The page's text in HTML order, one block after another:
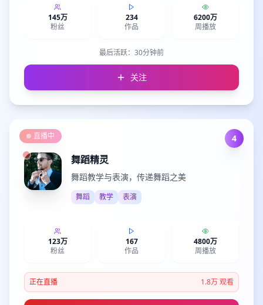
145万
粉丝
234
作品
6200万
周播放
最后活跃： 30分钟前
关注
4
直播中
舞蹈精灵
舞蹈教学与表演，传递舞蹈之美
舞蹈 教学 表演
123万
粉丝
167
作品
4800万
周播放
正在直播 1.8万观看